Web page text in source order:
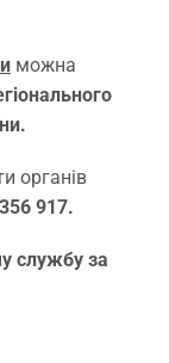
можна
органів
917.
службу за